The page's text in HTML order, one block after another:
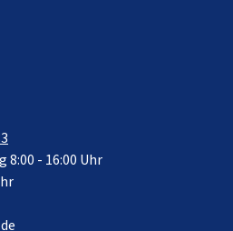
- 16:00 Uhr